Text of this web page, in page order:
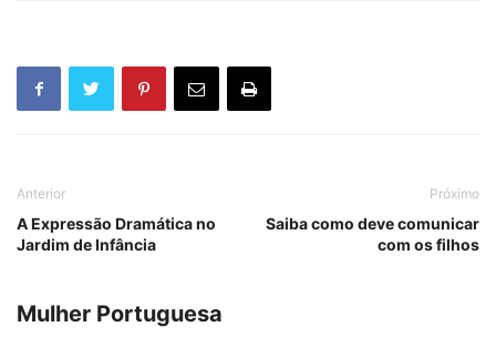
Anterior
A Expressão Dramática no
Jardim de Infância
Próximo
Saiba como deve comunicar
com os filhos
Mulher Portuguesa